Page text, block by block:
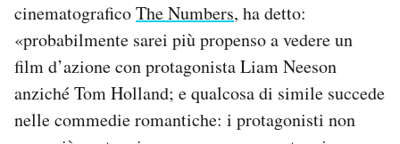
cinematograficoThe Numbers, ha detto:
«probabilmente sarei più propenso a vedere un
film d’azione con protagonista Liam Neeson
anziché Tom Holland; e qualcosa di simile succede
nelle commedie romantiche: i protagonisti non